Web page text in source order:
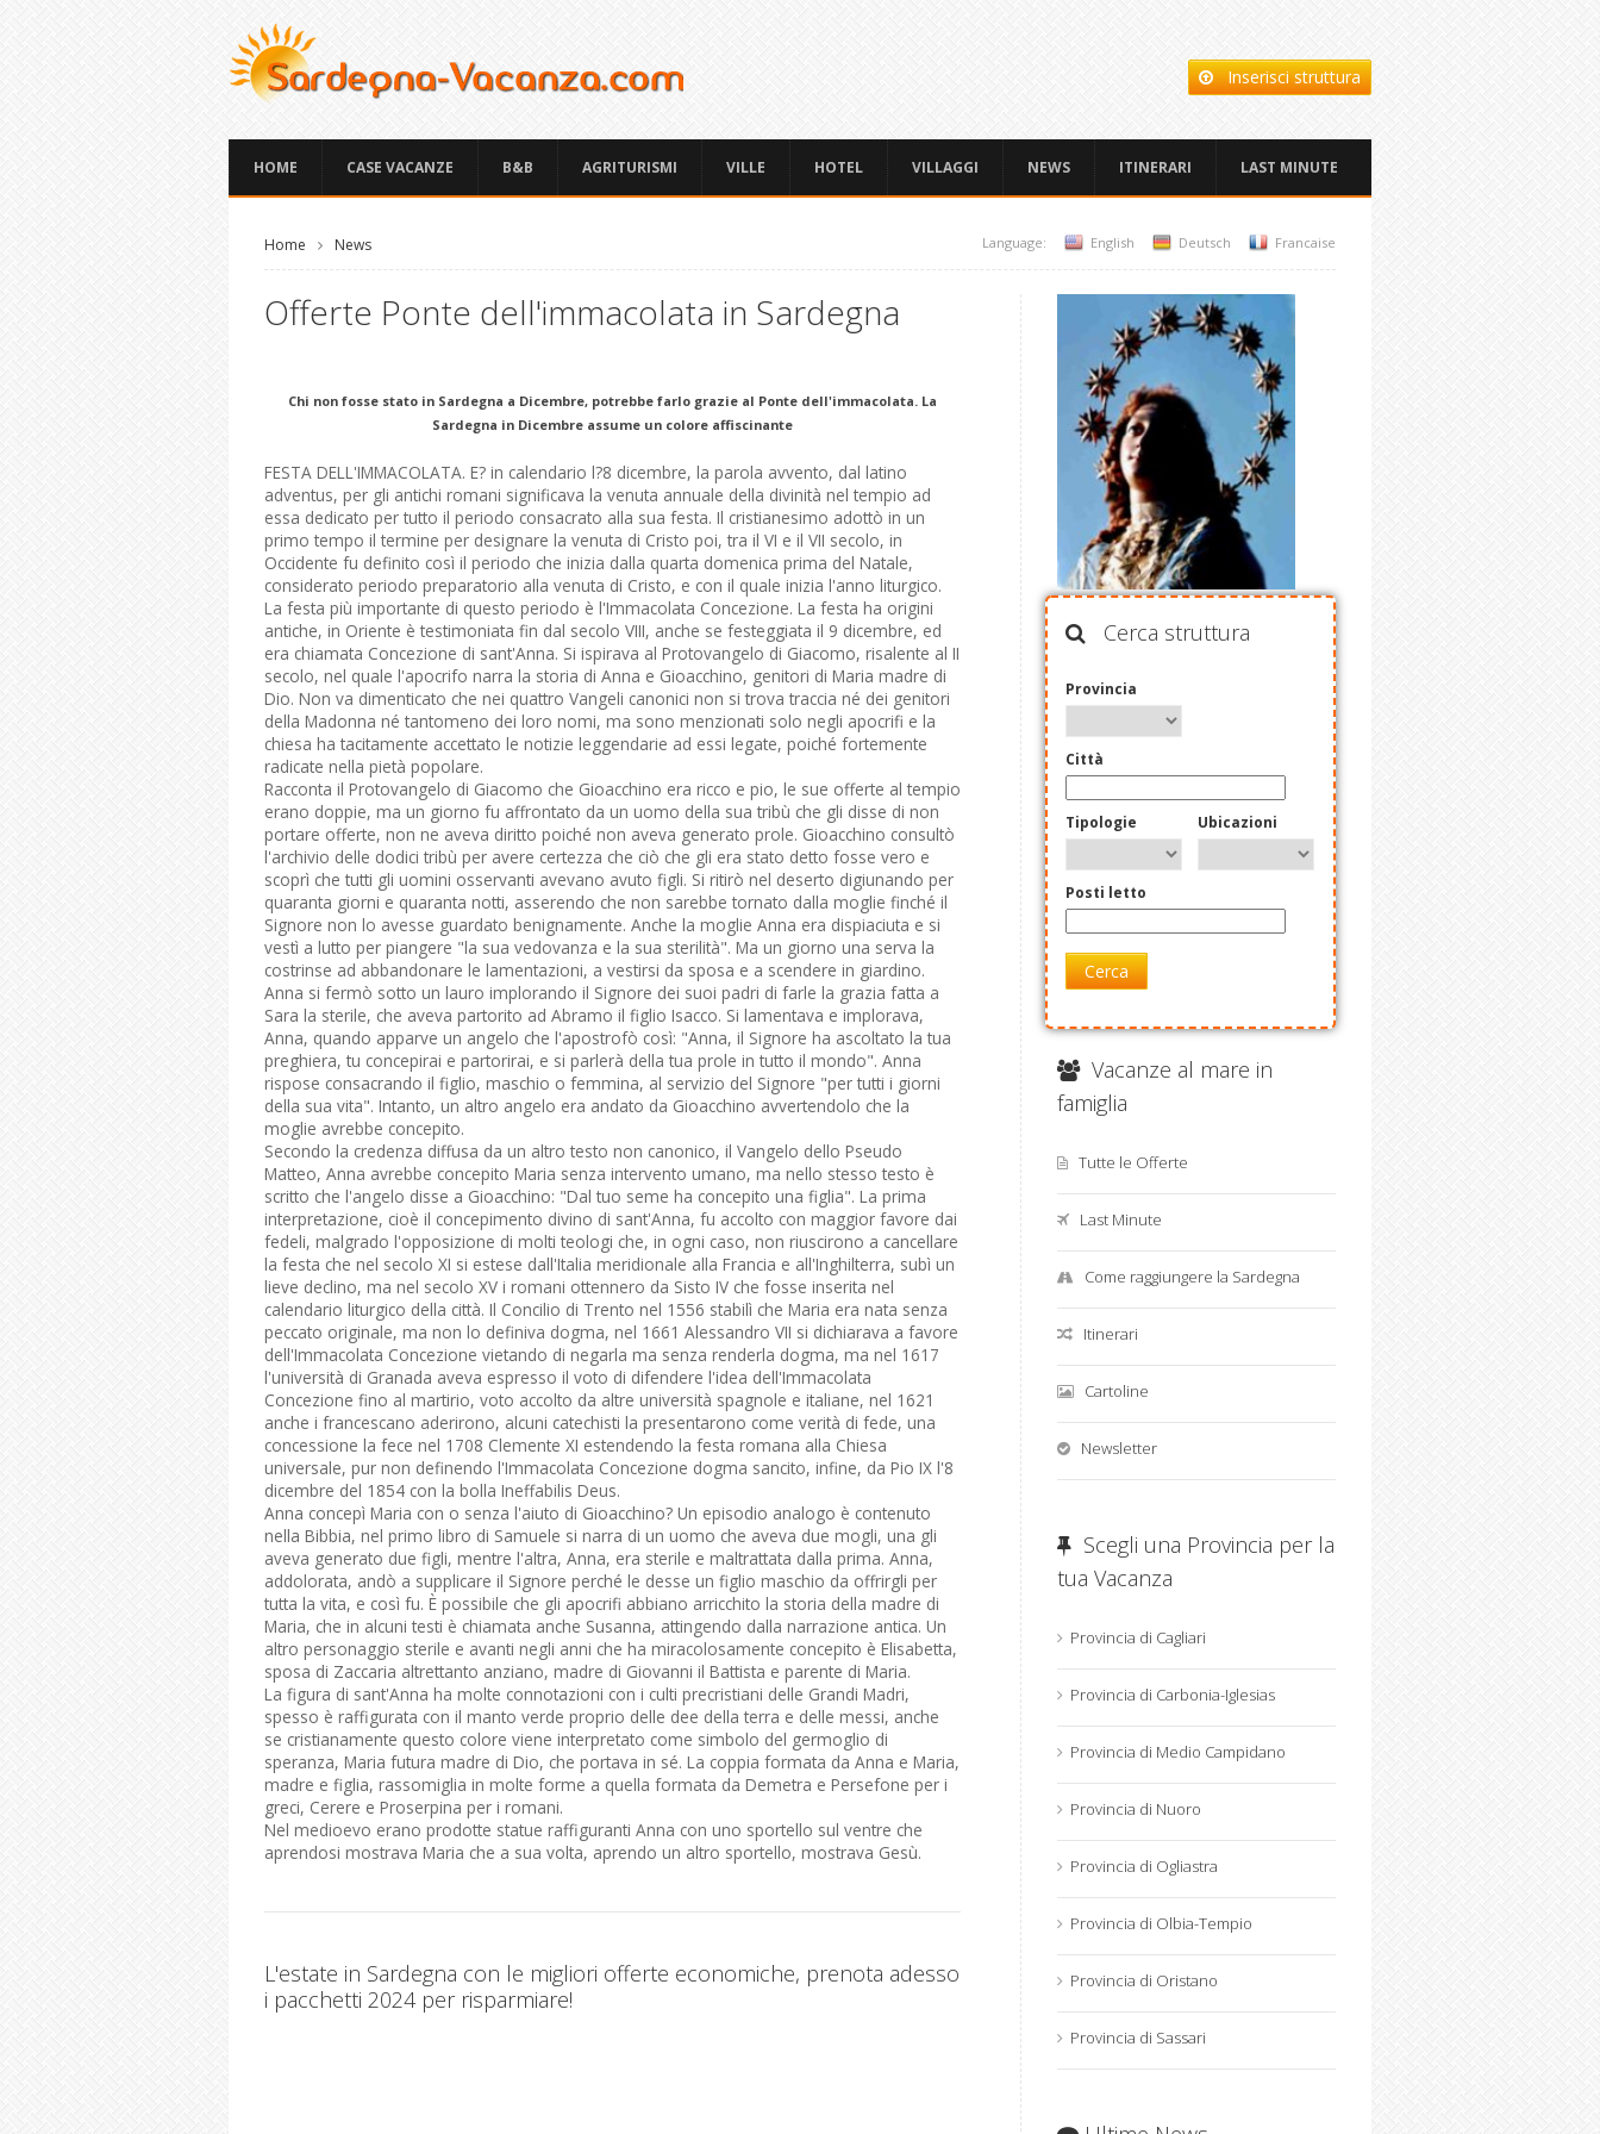
Inserisci struttura
HOME CASE VACANZE B&B AGRITURISMI VILLE HOTEL VILLAGGI NEWS ITINERARI LAST MINUTE
Home News Language: English Deutsch Francaise
Offerte Ponte dell'immacolata in Sardegna
Chi non fosse stato in Sardegna a Dicembre, potrebbe farlo grazie al Ponte dell'immacolata. La
Sardegna in Dicembre assume un colore affiscinante
FESTA DELL'IMMACOLATA. E? in calendario l?8 dicembre, la parola avvento, dal latino
adventus, per gli antichi romani significava la venuta annuale della divinità nel tempio ad
essa dedicato per tutto il periodo consacrato alla sua festa. Il cristianesimo adottò in un
primo tempo il termine per designare la venuta di Cristo poi, tra il VI e il VII secolo, in
Occidente fu definito così il periodo che inizia dalla quarta domenica prima del Natale,
considerato periodo preparatorio alla venuta di Cristo, e con il quale inizia l'anno liturgico.
La festa più importante di questo periodo è l'Immacolata Concezione. La festa ha origini
antiche, in Oriente è testimoniata fin dal secolo VIII, anche se festeggiata il 9 dicembre, ed
era chiamata Concezione di sant'Anna. Si ispirava al Protovangelo di Giacomo, risalente al II
secolo, nel quale l'apocrifo narra la storia di Anna e Gioacchino, genitori di Maria madre di
Dio. Non va dimenticato che nei quattro Vangeli canonici non si trova traccia né dei genitori
della Madonna né tantomeno dei loro nomi, ma sono menzionati solo negli apocrifi e la
chiesa ha tacitamente accettato le notizie leggendarie ad essi legate, poiché fortemente
radicate nella pietà popolare.
Racconta il Protovangelo di Giacomo che Gioacchino era ricco e pio, le sue offerte al tempio
erano doppie, ma un giorno fu affrontato da un uomo della sua tribù che gli disse di non
portare offerte, non ne aveva diritto poiché non aveva generato prole. Gioacchino consultò
l'archivio delle dodici tribù per avere certezza che ciò che gli era stato detto fosse vero e
scoprì che tutti gli uomini osservanti avevano avuto figli. Si ritirò nel deserto digiunando per
quaranta giorni e quaranta notti, asserendo che non sarebbe tornato dalla moglie finché il
Signore non lo avesse guardato benignamente. Anche la moglie Anna era dispiaciuta e si
vestì a lutto per piangere "la sua vedovanza e la sua sterilità". Ma un giorno una serva la
costrinse ad abbandonare le lamentazioni, a vestirsi da sposa e a scendere in giardino.
Anna si fermò sotto un lauro implorando il Signore dei suoi padri di farle la grazia fatta a
Sara la sterile, che aveva partorito ad Abramo il figlio Isacco. Si lamentava e implorava,
Anna, quando apparve un angelo che l'apostrofò così: "Anna, il Signore ha ascoltato la tua
preghiera, tu concepirai e partorirai, e si parlerà della tua prole in tutto il mondo". Anna
rispose consacrando il figlio, maschio o femmina, al servizio del Signore "per tutti i giorni
della sua vita". Intanto, un altro angelo era andato da Gioacchino avvertendolo che la
moglie avrebbe concepito.
Secondo la credenza diffusa da un altro testo non canonico, il Vangelo dello Pseudo
Matteo, Anna avrebbe concepito Maria senza intervento umano, ma nello stesso testo è
scritto che l'angelo disse a Gioacchino: "Dal tuo seme ha concepito una figlia". La prima
interpretazione, cioè il concepimento divino di sant'Anna, fu accolto con maggior favore dai
fedeli, malgrado l'opposizione di molti teologi che, in ogni caso, non riuscirono a cancellare
la festa che nel secolo XI si estese dall'Italia meridionale alla Francia e all'Inghilterra, subì un
lieve declino, ma nel secolo XV i romani ottennero da Sisto IV che fosse inserita nel
calendario liturgico della città. Il Concilio di Trento nel 1556 stabilì che Maria era nata senza
peccato originale, ma non lo definiva dogma, nel 1661 Alessandro VII si dichiarava a favore
dell'Immacolata Concezione vietando di negarla ma senza renderla dogma, ma nel 1617
l'università di Granada aveva espresso il voto di difendere l'idea dell'Immacolata
Concezione fino al martirio, voto accolto da altre università spagnole e italiane, nel 1621
anche i francescano aderirono, alcuni catechisti la presentarono come verità di fede, una
concessione la fece nel 1708 Clemente XI estendendo la festa romana alla Chiesa
universale, pur non definendo l'Immacolata Concezione dogma sancito, infine, da Pio IX l'8
dicembre del 1854 con la bolla Ineffabilis Deus.
Anna concepì Maria con o senza l'aiuto di Gioacchino? Un episodio analogo è contenuto
nella Bibbia, nel primo libro di Samuele si narra di un uomo che aveva due mogli, una gli
aveva generato due figli, mentre l'altra, Anna, era sterile e maltrattata dalla prima. Anna,
addolorata, andò a supplicare il Signore perché le desse un figlio maschio da offrirgli per
tutta la vita, e così fu. È possibile che gli apocrifi abbiano arricchito la storia della madre di
Maria, che in alcuni testi è chiamata anche Susanna, attingendo dalla narrazione antica. Un
altro personaggio sterile e avanti negli anni che ha miracolosamente concepito è Elisabetta,
sposa di Zaccaria altrettanto anziano, madre di Giovanni il Battista e parente di Maria.
La figura di sant'Anna ha molte connotazioni con i culti precristiani delle Grandi Madri,
spesso è raffigurata con il manto verde proprio delle dee della terra e delle messi, anche
se cristianamente questo colore viene interpretato come simbolo del germoglio di
speranza, Maria futura madre di Dio, che portava in sé. La coppia formata da Anna e Maria,
madre e figlia, rassomiglia in molte forme a quella formata da Demetra e Persefone per i
greci, Cerere e Proserpina per i romani.
Nel medioevo erano prodotte statue raffiguranti Anna con uno sportello sul ventre che
aprendosi mostrava Maria che a sua volta, aprendo un altro sportello, mostrava Gesù.
L'estate in Sardegna con le migliori offerte economiche, prenota adesso
i pacchetti 2024 per risparmiare!
Cerca struttura
Provincia
Città
Tipologie Ubicazioni
Posti letto
Cerca
Vacanze al mare in
famiglia
Tutte le Offerte
Last Minute
Come raggiungere la Sardegna
Itinerari
Cartoline
Newsletter
Scegli una Provincia per la
tua Vacanza
Provincia di Cagliari
Provincia di Carbonia-Iglesias
Provincia di Medio Campidano
Provincia di Nuoro
Provincia di Ogliastra
Provincia di Olbia-Tempio
Provincia di Oristano
Provincia di Sassari